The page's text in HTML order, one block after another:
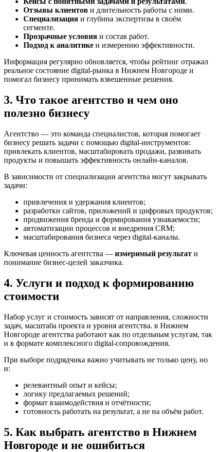
Отзывы клиентов и длительность работы с ними.
Специализация и глубина экспертизы в своём
сегменте.
Прозрачные условия и состав работ.
Подход к аналитике и измерению эффективности.
Информация регулярно обновляется, чтобы рейтинг отражал
реальное состояние digital-рынка в Нижнем Новгороде и
помогал бизнесу принимать взвешенные решения.
3. Что такое агентство и чем оно
полезно бизнесу
Агентство — это команда специалистов, которая помогает
бизнесу решать задачи с помощью digital-инструментов:
привлекать клиентов, масштабировать продажи, развивать
продукты и повышать эффективность онлайн-каналов.
В зависимости от специализации агентства могут закрывать
задачи:
привлечения и удержания клиентов;
разработки сайтов, приложений и цифровых продуктов;
продвижения бренда и формирования узнаваемости;
автоматизации процессов и внедрения CRM;
масштабирования бизнеса через digital-каналы.
Ключевая ценность агентства — измеримый результат и
понимание бизнес-целей заказчика.
4. Услуги и подход к формированию
стоимости
Набор услуг и стоимость зависят от направления, сложности
задач, масштаба проекта и уровня агентства. в Нижнем
Новгороде агентства работают как по отдельным услугам, так
и в формате комплексного digital-сопровождения.
При выборе подрядчика важно учитывать не только цену, но
и:
релевантный опыт и кейсы;
логику предлагаемых решений;
формат взаимодействия и отчётности;
готовность работать на результат, а не на объём работ.
5. Как выбрать агентство в Нижнем
Новгороде и не ошибиться